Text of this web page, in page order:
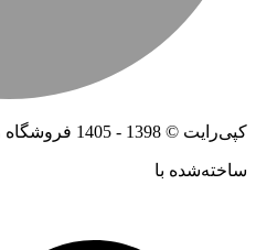
کپی‌رایت © 1398 - 1405 فروشگاه راکولو،همه حقوق محفوظ است.
ساخته‌شده ‌با